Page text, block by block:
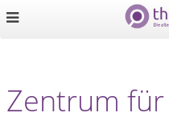
Zentrum für